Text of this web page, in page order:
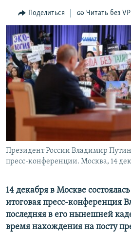
поискуИНФОГРАФИКА
ТЕЛЕПРОЕКТ КРЫМ.РЕАЛИИ
СОВЕТЫ ПРАВОЗАЩИТНИКОВ
ПРОПАВШИЕ БЕЗ ВЕСТИ
ПОБЕДИТЕЛЕЙ НЕ СУДЯТ?
КРЫМ.НЕПОКОРЕННЫЙ
ELIFBE
КАК ОБОЙТИ БЛОКИРОВКУ
Українською
Qırımtatar
ПРИСОЕДИНЯЙТЕСЬ!
Все сайты RFE/RL
Поделиться Читать без
Президент России Владимир
пресс-конференции. Москва, 14
14 декабря в Москве
итоговая пресс-конференция
последняя в его нынешней
время нахождения на посту